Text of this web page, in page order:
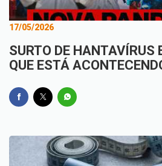
17/05/2026
SURTO DE HANTAVÍRUS
QUE ESTÁ